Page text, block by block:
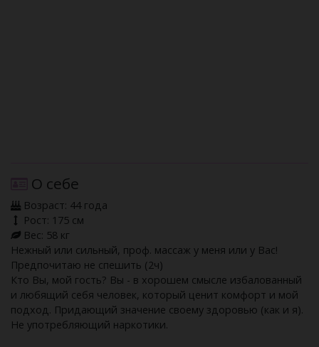
О себе
Возраст: 44 года
Рост: 175 см
Вес: 58 кг
Нежный или сильный, проф. массаж у меня или у Вас!
Предпочитаю не спешить (2ч)
Кто Вы, мой гость? Вы - в хорошем смысле избалованный
и любящий себя человек, который ценит комфорт и мой
подход. Придающий значение своему здоровью (как и я).
Не употребляющий наркотики.